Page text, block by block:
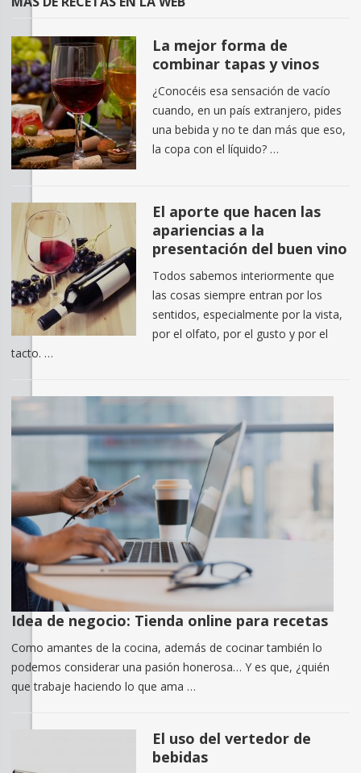
La mejor forma de
combinar tapas y vinos
¿Conocéis esa sensación de vacío
cuando, en un país extranjero, pides
una bebida y no te dan más que eso,
la copa con el líquido? …
El aporte que hacen las
apariencias a la
presentación del buen vino
Todos sabemos interiormente que
las cosas siempre entran por los
sentidos, especialmente por la vista,
por el olfato, por el gusto y por el
tacto. …
Idea de negocio: Tienda online para recetas
Como amantes de la cocina, además de cocinar también lo
podemos considerar una pasión honerosa… Y es que, ¿quién
que trabaje haciendo lo que ama …
El uso del vertedor de
bebidas